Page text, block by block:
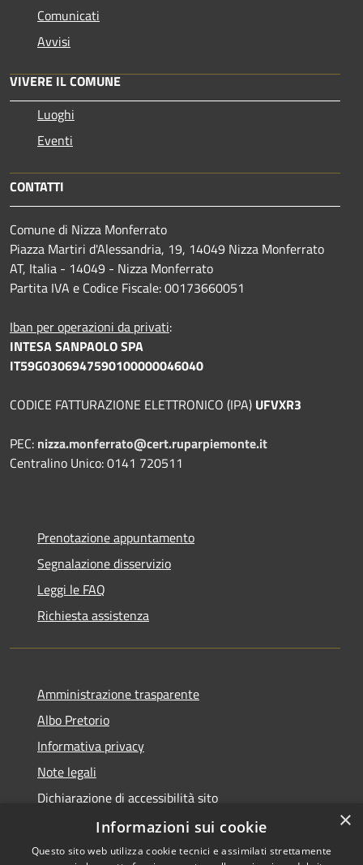
Comunicati
Avvisi
VIVERE IL COMUNE
Luoghi
Eventi
CONTATTI
Comune di Nizza Monferrato
Piazza Martiri d'Alessandria, 19, 14049 Nizza Monferrato
AT, Italia - 14049 - Nizza Monferrato
Partita IVA e Codice Fiscale: 00173660051
Iban per operazioni da privati:
INTESA SANPAOLO SPA
IT59G0306947590100000046040
CODICE FATTURAZIONE ELETTRONICO (IPA) UFVXR3
PEC: nizza.monferrato@cert.ruparpiemonte.it
Centralino Unico: 0141 720511
Prenotazione appuntamento
Segnalazione disservizio
Leggi le FAQ
Richiesta assistenza
Amministrazione trasparente
Albo Pretorio
Informativa privacy
Note legali
Dichiarazione di accessibilità sito
Dichiarazione di accessibilità app Municipium
×
Informazioni sui cookie
Questo sito web utilizza cookie tecnici e assimilati strettamente